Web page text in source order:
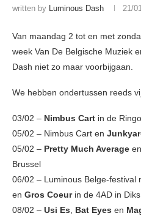
written by Luminous Dash 21/
Van maandag 2 tot en met
week Van De Belgische Muziek
Dash niet zo maar voorbijgaan.
We hebben ondertussen reeds
03/02 – Nimbus Cart in de
05/02 – Nimbus Cart en
05/02 – Pretty Much Average en
Brussel
06/02 – Luminous Belge-festival
en Gros Coeurin de 4AD in
08/02 – Usi Es, Bat Eyes en